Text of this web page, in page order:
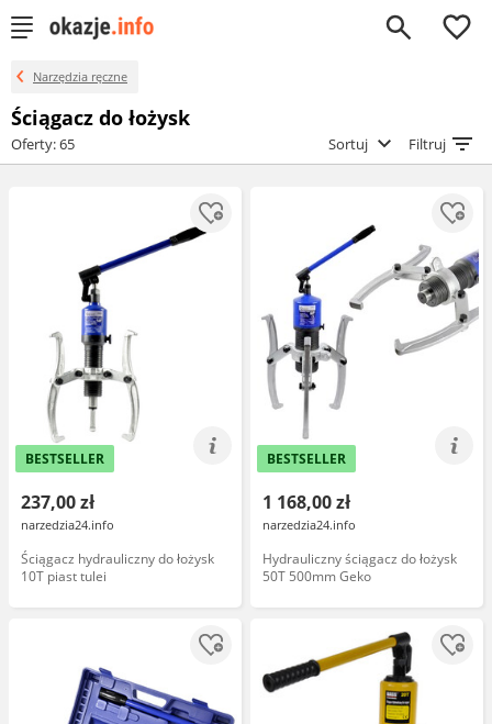
0
Narzędzia ręczne
Ściągacz do łożysk
Oferty: 65 Sortuj Filtruj
BESTSELLER
237,00 zł
narzedzia24.info
Ściągacz hydrauliczny do łożysk
10T piast tulei
BESTSELLER
1 168,00 zł
narzedzia24.info
Hydrauliczny ściągacz do łożysk
50T 500mm Geko